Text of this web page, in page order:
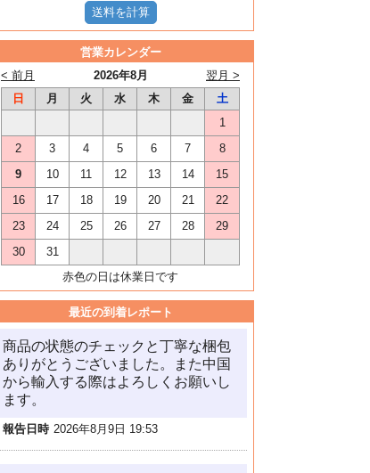
営業カレンダー
2026年8月
< 前月
翌月 >
日
月 火 水 木 金
土
1
2
3 4 5 6 7
8
9
10 11 12 13 14
15
16
17 18 19 20 21
22
23
24 25 26 27 28
29
30
31
赤色の日は休業日です
最近の到着レポート
商品の状態のチェックと丁寧な梱包
ありがとうございました。また中国
から輸入する際はよろしくお願いし
ます。
報告日時 2026年8月9日 19:53